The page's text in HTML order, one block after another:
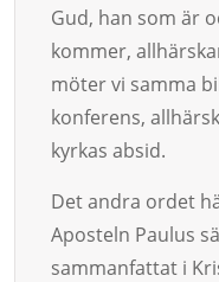
Gud, han som är
kommer,
möter vi samma
konferens,
kyrkas absid.
Det andra ordet
Aposteln Paulus
sammanfattat i